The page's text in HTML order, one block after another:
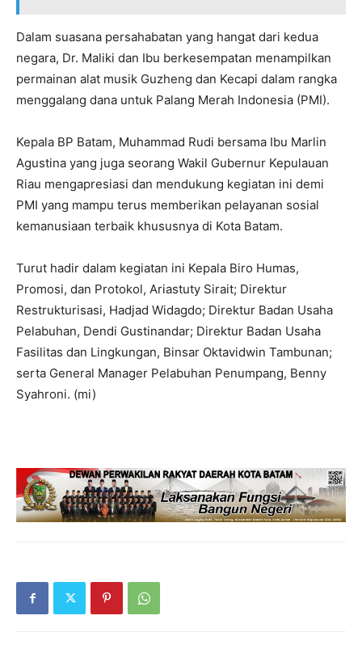
Dalam suasana persahabatan yang hangat dari kedua
negara, Dr. Maliki dan Ibu berkesempatan menampilkan
permainan alat musik Guzheng dan Kecapi dalam rangka
menggalang dana untuk Palang Merah Indonesia (PMI).
Kepala BP Batam, Muhammad Rudi bersama Ibu Marlin
Agustina yang juga seorang Wakil Gubernur Kepulauan
Riau mengapresiasi dan mendukung kegiatan ini demi
PMI yang mampu terus memberikan pelayanan sosial
kemanusiaan terbaik khususnya di Kota Batam.
Turut hadir dalam kegiatan ini Kepala Biro Humas,
Promosi, dan Protokol, Ariastuty Sirait; Direktur
Restrukturisasi, Hadjad Widagdo; Direktur Badan Usaha
Pelabuhan, Dendi Gustinandar; Direktur Badan Usaha
Fasilitas dan Lingkungan, Binsar Oktavidwin Tambunan;
serta General Manager Pelabuhan Penumpang, Benny
Syahroni. (mi)